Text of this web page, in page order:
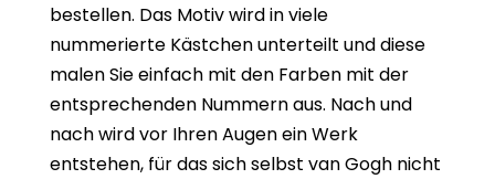
bestellen. Das Motiv wird in viele
nummerierte Kästchen unterteilt und diese
malen Sie einfach mit den Farben mit der
entsprechenden Nummern aus. Nach und
nach wird vor Ihren Augen ein Werk
entstehen, für das sich selbst van Gogh nicht